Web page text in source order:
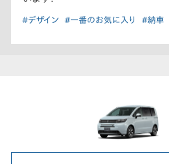
#デザイン #一番のお気に入り #納車